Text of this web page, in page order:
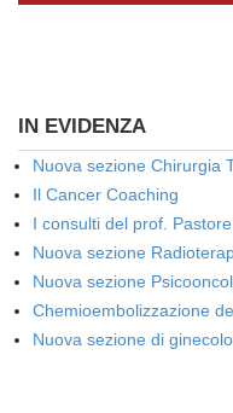
IN EVIDENZA
Nuova sezione Chirurgia
Il Cancer Coaching
I consulti del prof.
Nuova sezione
Nuova sezione
Chemioembolizzazione
Nuova sezione di